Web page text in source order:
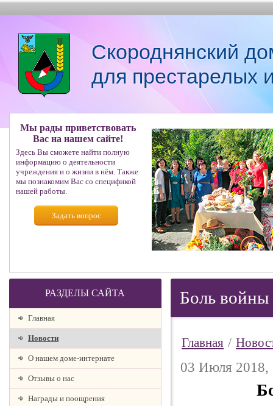
Скороднянский
для престарелых
Мы рады приветствовать
Вас на нашем сайте!
Здесь Вы сможете найти полную
информацию о деятельности
учреждения и о жизни в нём. Также
мы познакомим Вас со спецификой
нашей работы.
Задать вопрос
РАЗДЕЛЫ САЙТА
Главная
Новости
О нашем доме-интернате
Отзывы о нас
Награды и поощрения
Боль войны
Главная /
03 Июля 2018,